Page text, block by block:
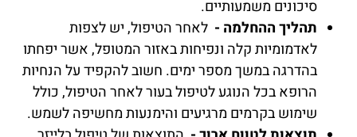
סיכונים משמעותיים.
תהליך ההחלמה - לאחר הטיפול, יש לצפות
לאדמומיות קלה ונפיחות באזור המטופל, אשר יפחתו
בהדרגה במשך מספר ימים. חשוב להקפיד על הנחיות
הרופא בכל הנוגע לטיפול בעור לאחר הטיפול, כולל
שימוש בקרמים מרגיעים והימנעות מחשיפה לשמש.